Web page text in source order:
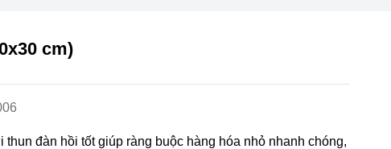
cm)
đàn hồi tốt giúp ràng buộc hàng hóa nhỏ nhanh chóng,